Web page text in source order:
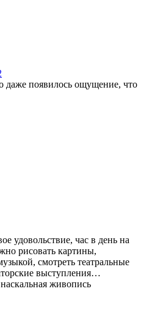
даже появилось ощущение, что
удовольствие, час в день на
рисовать картины,
смотреть театральные
выступления…
живопись